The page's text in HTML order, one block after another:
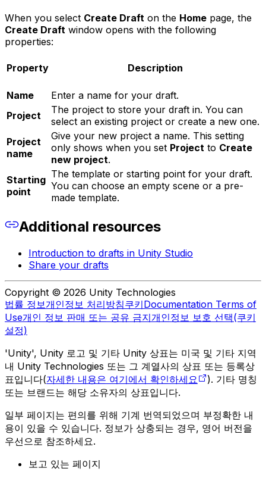
When you select Create Draft on the Home page, the
Create Draft window opens with the following
properties:
Property Description
Name
Enter a name for your draft.
Project
The project to store your draft in. You can
select an existing project or create a new one.
Project
name
Give your new project a name. This setting
only shows when you set Project to Create
new project.
Starting
point
The template or starting point for your draft.
You can choose an empty scene or a pre-
made template.
Additional resources
Introduction to drafts in Unity Studio
Share your drafts
Copyright © 2026 Unity Technologies
법률 정보개인정보 처리방침쿠키Documentation Terms of
Use개인 정보 판매 또는 공유 금지개인정보 보호 선택(쿠키
설정)
'Unity', Unity 로고 및 기타 Unity 상표는 미국 및 기타 지역
내 Unity Technologies 또는 그 계열사의 상표 또는 등록상
표입니다(자세한 내용은 여기에서 확인하세요
). 기타 명칭
또는 브랜드는 해당 소유자의 상표입니다.
일부 페이지는 편의를 위해 기계 번역되었으며 부정확한 내
용이 있을 수 있습니다. 정보가 상충되는 경우, 영어 버전을
우선으로 참조하세요.
보고 있는 페이지